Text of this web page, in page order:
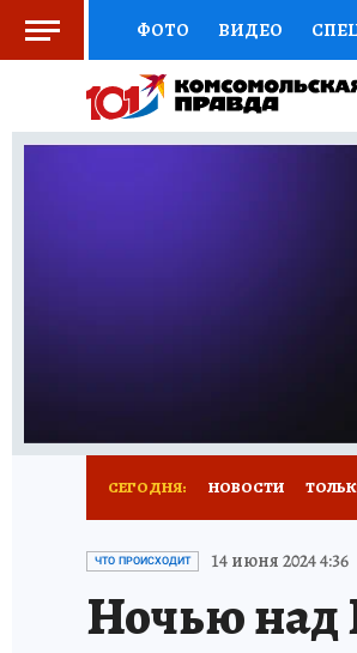
ФОТО ВИДЕО
ЗДОРОВЬЕ
ВЫБОР ЭКСПЕРТОВ
СЕГОДНЯ: НОВОСТИ
СИТУАЦИЯ С
ЧТО ПРОИСХОДИТ 14 июня 2024 4:36
Ночью над